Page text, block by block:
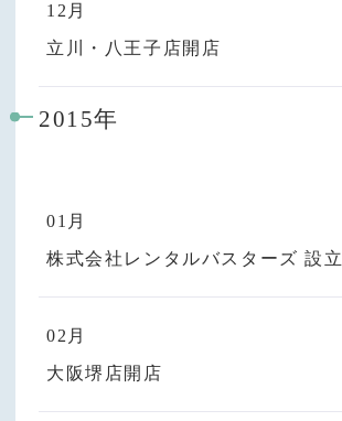
12月
立川・八王子店開店
2015年
01月
株式会社レンタルバスターズ 設立
02月
大阪堺店開店